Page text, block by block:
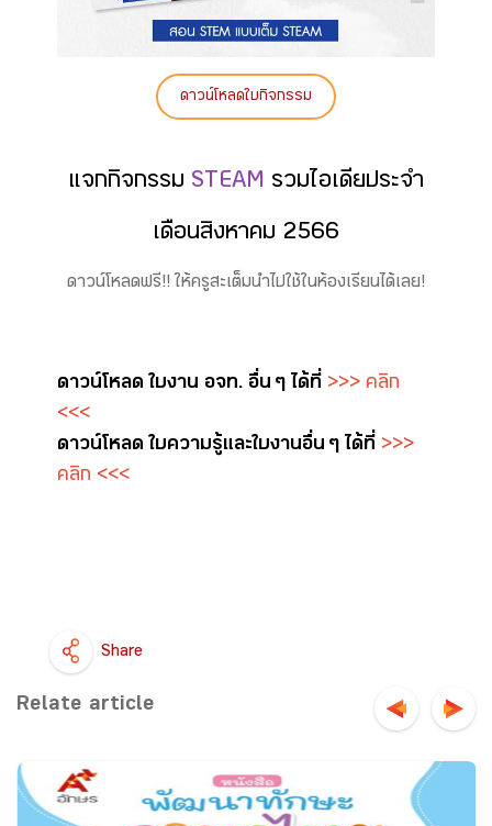
ดาวน์โหลดใบกิจกรรม
แจกกิจกรรม STEAM รวมไอเดียประจำ
เดือนสิงหาคม 2566
ดาวน์โหลดฟรี!! ให้ครูสะเต็มนำไปใช้ในห้องเรียนได้เลย!
ดาวน์โหลด ใบงาน อจท. อื่น ๆ ได้ที่ >>> คลิก
<<<
ดาวน์โหลด ใบความรู้และใบงาน อื่น ๆ ได้ที่ >>>
คลิก <<<
Share
Relate article